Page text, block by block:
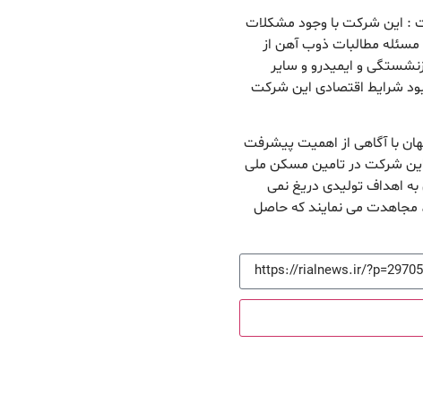
: این شرکت با وجود مشکلات
مسئله مطالبات ذوب آهن از
و ایمیدرو و سایر
شرایط اقتصادی این شرکت
با آگاهی از اهمیت پیشرفت
شرکت در تامین مسکن ملی
اهداف تولیدی دریغ نمی
مجاهدت می نمایند که حاصل